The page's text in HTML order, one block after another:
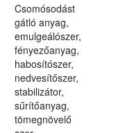
Csomósodást
gátló anyag,
emulgeálószer,
fényezőanyag,
habosítószer,
nedvesítőszer,
stabilizátor,
sűrítőanyag,
tömegnövelő